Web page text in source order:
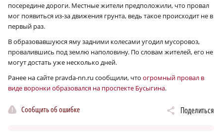
посередине дороги. Местные жители предположили, что провал
мог появиться из-за движения грунта, ведь такое происходит не в
первый раз.
В образовавшуюся яму задними колесами угодил мусоровоз,
провалившись под землю наполовину. По словам жителей, его не
могут достать уже несколько дней.
Ранее на сайте pravda-nn.ru сообщили, что огромный провал в
виде воронки образовался на проспекте Бусыгина.
Сообщить об ошибке Поделиться